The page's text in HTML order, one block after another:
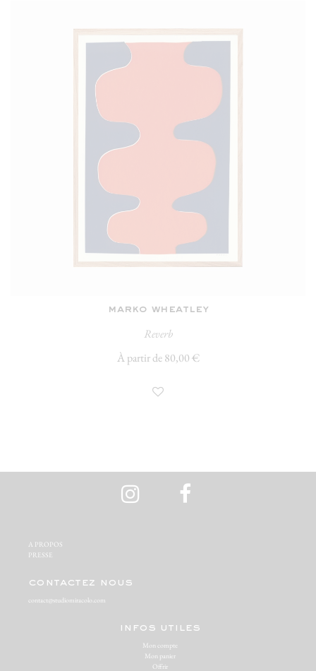
marko wheatley
Reverb
À partir de 80,00 €
A PROPOS‬
PRESSE‬
contactez nous
contact@studiomiracolo.com
infos utiles
Mon compte
Mon panier
Offrir